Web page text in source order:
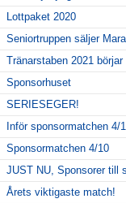
Lottpaket 2020
Seniortruppen säljer
Tränarstaben 2021 börjar
Sponsorhuset
SERIESEGER!
Inför sponsormatchen 4/
Sponsormatchen 4/10
JUST NU, Sponsorer till
Årets viktigaste match!